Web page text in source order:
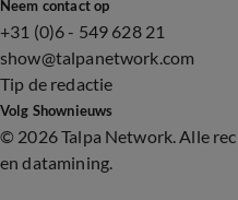
Neem contact op
+31 (0)6 - 549 628 21
show@talpanetwork.com
Tip de redactie
Volg Shownieuws
© 2026 Talpa Network. Alle
en datamining.